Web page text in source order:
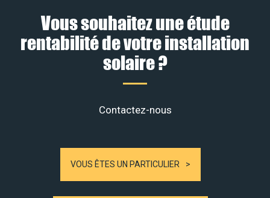
Vous souhaitez une étude
rentabilité de votre installation
solaire ?
Contactez-nous
VOUS ÊTES UN PARTICULIER